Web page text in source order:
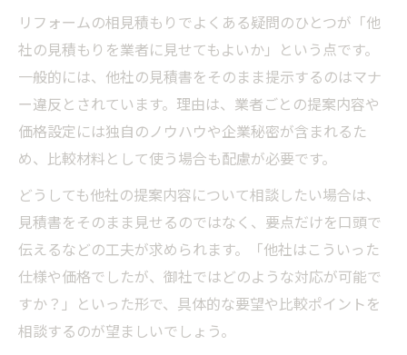
リフォームの相見積もりでよくある疑問のひとつが「他
社の見積もりを業者に見せてもよいか」という点です。
一般的には、他社の見積書をそのまま提示するのはマナ
ー違反とされています。理由は、業者ごとの提案内容や
価格設定には独自のノウハウや企業秘密が含まれるた
め、比較材料として使う場合も配慮が必要です。
どうしても他社の提案内容について相談したい場合は、
見積書をそのまま見せるのではなく、要点だけを口頭で
伝えるなどの工夫が求められます。「他社はこういった
仕様や価格でしたが、御社ではどのような対応が可能で
すか？」といった形で、具体的な要望や比較ポイントを
相談するのが望ましいでしょう。